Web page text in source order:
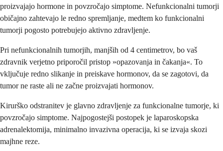
proizvajajo hormone in povzročajo simptome. Nefunkcionalni tumorji
običajno zahtevajo le redno spremljanje, medtem ko funkcionalni
tumorji pogosto potrebujejo aktivno zdravljenje.
Pri nefunkcionalnih tumorjih, manjših od 4 centimetrov, bo vaš
zdravnik verjetno priporočil pristop »opazovanja in čakanja«. To
vključuje redno slikanje in preiskave hormonov, da se zagotovi, da
tumor ne raste ali ne začne proizvajati hormonov.
Kirurško odstranitev je glavno zdravljenje za funkcionalne tumorje, ki
povzročajo simptome. Najpogostejši postopek je laparoskopska
adrenalektomija, minimalno invazivna operacija, ki se izvaja skozi
majhne reze.